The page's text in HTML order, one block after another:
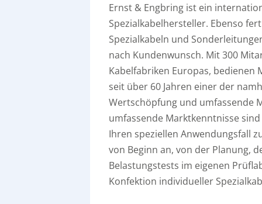
Ernst & Engbring ist ein
Spezialkabelhersteller. Ebenso
Spezialkabeln und
nach Kundenwunsch. Mit 300
Kabelfabriken Europas,
seit über 60 Jahren einer der
Wertschöpfung und umfassende
umfassende Marktkenntnisse
Ihren speziellen Anwendungsfall
von Beginn an, von der Planung,
Belastungstests im eigenen
Konfektion individueller